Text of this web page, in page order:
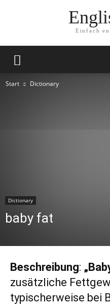
Einfach
Start Dictionary
Dictionary
baby fat
Beschreibung:
zusätzliche
typischerweise bei